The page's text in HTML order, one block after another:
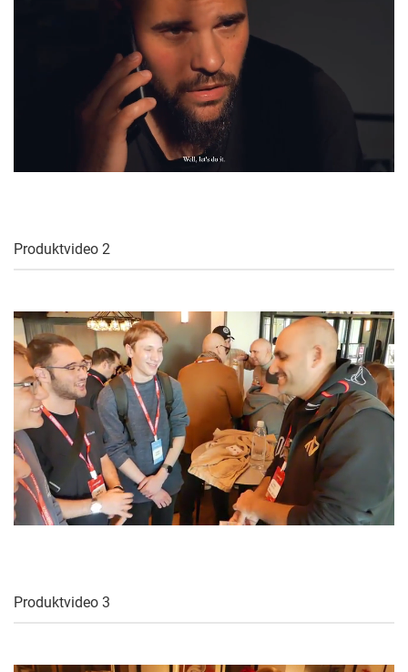
Produktvideo 2
Produktvideo 3